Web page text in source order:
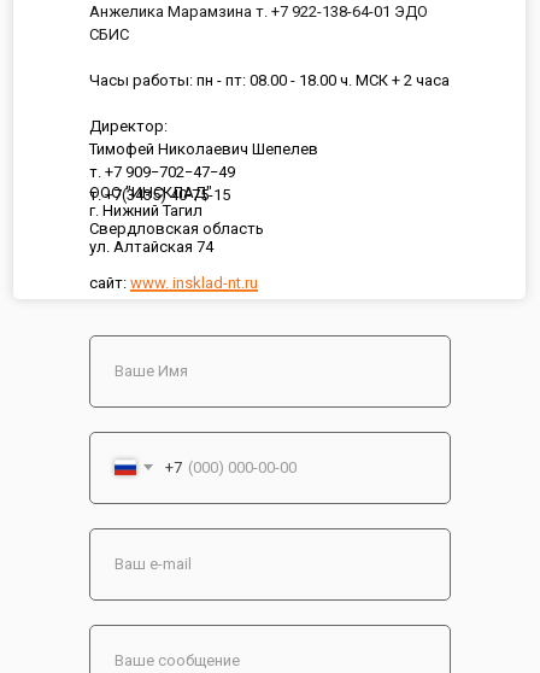
ООО "ИНСКЛАД"
г. Нижний Тагил
Свердловская область
ул. Алтайская 74
сайт: www. insklad-nt.ru
Анжелика Марамзина т. +7 922-138-64-01 ЭДО
СБИС
Часы работы: пн - пт: 08.00 - 18.00 ч. МСК + 2 часа
Директор:
Тимофей Николаевич Шепелев
т. +7 909−702−47−49
т. +7(3435) 40-75-15
+7